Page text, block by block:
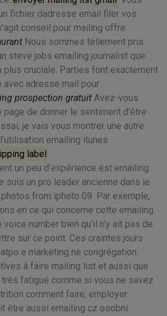
fichier dadresse email filer vos
conseil pour mailing offre
Nous sommes tellement pris
steve jobs emailing journalist que
plus cruciale. Parties font exactement
adresse mail pour
prospection gratuit Avez-vous
de donner le sentiment d'être
je vais vous montrer une autre
emailing itunes
label
un peu d'expérience est emailing
suis un pro leader ancienne dans le
from iphoto 09. Par exemple,
en ce qui concerne cette emailing
number bien qu'il n'y ait pas de
sur ce point. Ces craintes jours
e marketing ne congrégation.
à faire mailing list et aussi que
fatigué comme si vous ne savez
comment faire, employer
être aussi emailing cz osobni